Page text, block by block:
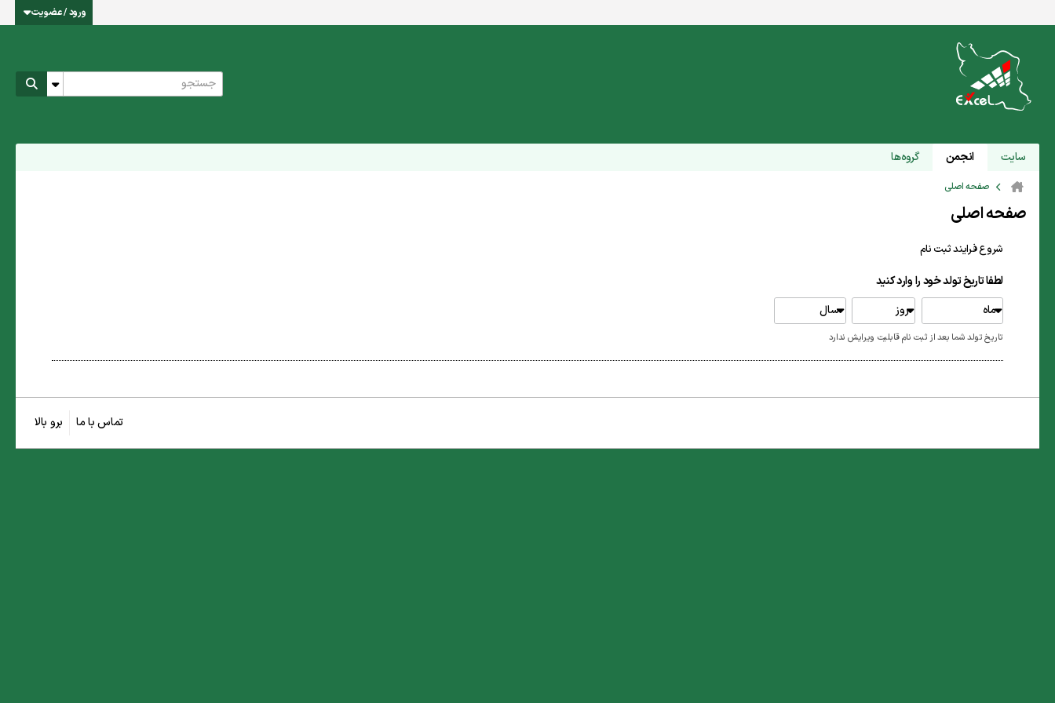
ورود / عضویت
سایت انجمن گروه‌ها
صفحه اصلی
صفحه اصلی
شروع فرایند ثبت نام
لطفا تاریخ تولد خود را وارد کنید
ماه
روز سال
تاریخ تولد شما بعد از ثبت نام قابلیت ویرایش ندارد
تماس با ما برو بالا